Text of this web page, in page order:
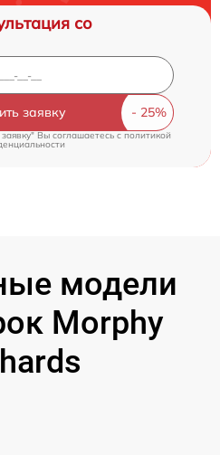
со
заявку
Вы соглашаетесь cполитикой
модели
Morphy